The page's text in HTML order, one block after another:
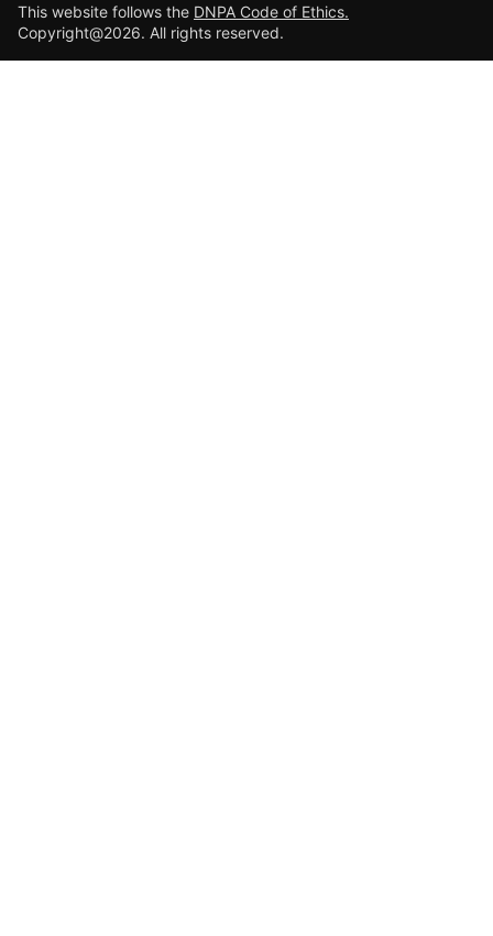
This website follows the DNPA Code of Ethics.
Copyright@2026. All rights reserved.